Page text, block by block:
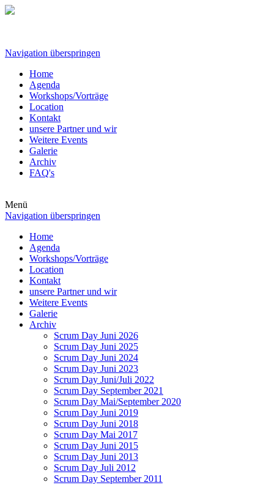
Navigation überspringen
Home
Agenda
Workshops/Vorträge
Location
Kontakt
unsere Partner und wir
Weitere Events
Galerie
Archiv
FAQ's
Menü
Navigation überspringen
Home
Agenda
Workshops/Vorträge
Location
Kontakt
unsere Partner und wir
Weitere Events
Galerie
Archiv
Scrum Day Juni 2026
Scrum Day Juni 2025
Scrum Day Juni 2024
Scrum Day Juni 2023
Scrum Day Juni/Juli 2022
Scrum Day September 2021
Scrum Day Mai/September 2020
Scrum Day Juni 2019
Scrum Day Juni 2018
Scrum Day Mai 2017
Scrum Day Juni 2015
Scrum Day Juni 2013
Scrum Day Juli 2012
Scrum Day September 2011